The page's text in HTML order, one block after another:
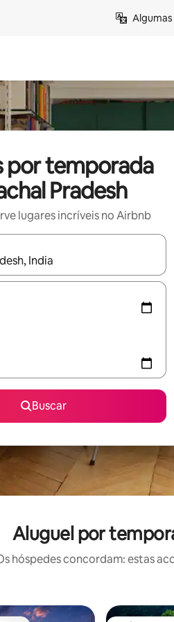
por temporada
Pradesh
lugares incríveis no Airbnb
estiverem disponíveis,
Buscar
Aluguel por
hóspedes concordam: estas